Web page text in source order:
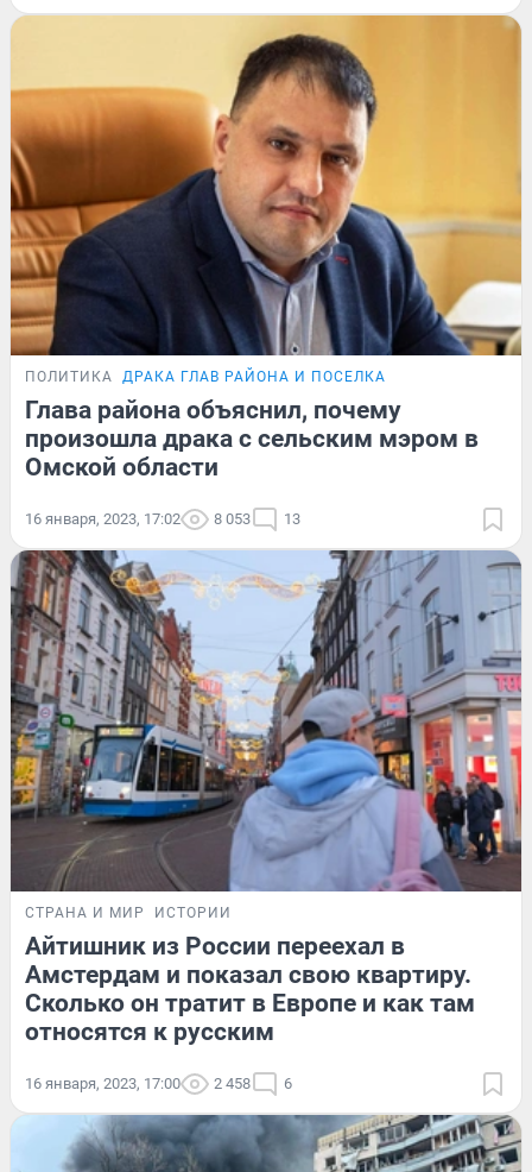
ПОЛИТИКА ДРАКА ГЛАВ РАЙОНА И ПОСЕЛКА
Глава района объяснил, почему
произошла драка с сельским мэром в
Омской области
16 января, 2023, 17:02 8 053 13
СТРАНА И МИР ИСТОРИИ
Айтишник из России переехал в
Амстердам и показал свою квартиру.
Сколько он тратит в Европе и как там
относятся к русским
16 января, 2023, 17:00 2 458 6